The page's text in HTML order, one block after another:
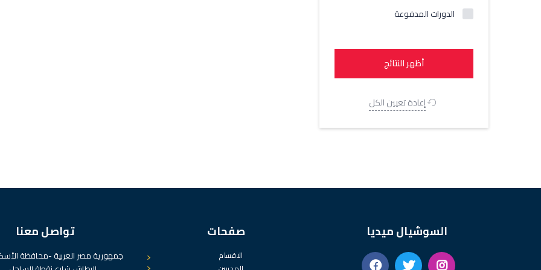
الدورات المدفوعة
إعادة تعيين الكل
السوشيال ميديا صفحات
الاقسام
تواصل معنا
جمهورية مصر العربية -محافظة